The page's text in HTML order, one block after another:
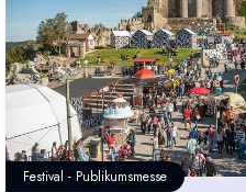
Festival - Publikumsmesse